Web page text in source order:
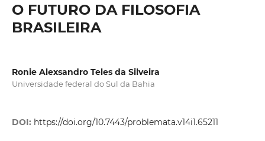
O FUTURO DA FILOSOFIA
BRASILEIRA
Ronie Alexsandro Teles da Silveira
Universidade federal do Sul da Bahia
DOI: https://doi.org/10.7443/problemata.v14i1.65211